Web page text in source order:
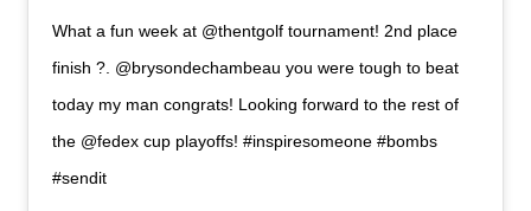
What a fun week at @thentgolf tournament! 2nd place
finish ?. @brysondechambeau you were tough to beat
today my man congrats! Looking forward to the rest of
the @fedex cup playoffs! #inspiresomeone #bombs
#sendit